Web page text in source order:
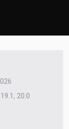
20.0